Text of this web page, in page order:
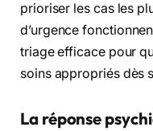
prioriser les cas les
d’urgence
triage efficace pour
soins appropriés dès
La réponse